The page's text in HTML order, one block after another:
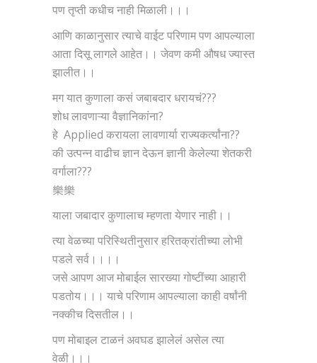
पण तृप्ती कधीच नाही मिळाली।।।
आणि काळानुसार त्याचे वाईट परिणाम पण आपल्याला
आता दिसू लागले आहेत।। जेवण कमी औषध ज्यास्त
झालीत।।
मग यात कुणाला कसं जबाबदार धरायचं???
शोध लावणाऱ्या वैज्ञानिकांना?
हे Applied करायला लावणार्या राज्यकर्त्यांना??
की उत्पन्न वाढीच ज्ञान देऊन ज्ञानी केलेल्या शेतकरी
वर्गाला???
樂樂
याला जबादार कुणालाच म्हणता येणार नाही।।
त्या वेळच्या परिस्थितीनुसार हरितक्रांतीच्या लोभी
पडले सर्व।।।।
जसे आपण आज मोबाईल सारख्या गोष्टींच्या आहारी
पडतोय।।। याचे परिणाम आपल्याला काही वर्षांनी
नक्कीच दिसतील।।
पण मोबाइल टाळनं अवघड झालेलं असेल त्या
वेळी।।।